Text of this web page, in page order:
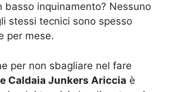
basso inquinamento? Nessuno
stessi tecnici sono spesso
per mese.
per non sbagliare nel fare
Caldaia Junkers Ariccia è